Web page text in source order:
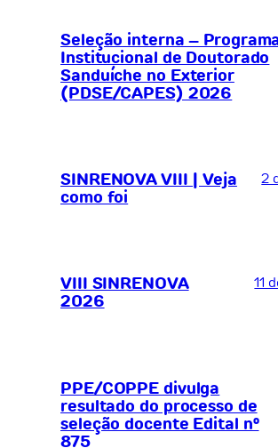
Seleção interna –
Institucional de Doutorado
Sanduíche no Exterior
(PDSE/CAPES) 2026
SINRENOVA VIII | Veja
como foi
2
VIII SINRENOVA
2026
11
PPE/COPPE divulga
resultado do processo de
seleção docente Edital nº
875